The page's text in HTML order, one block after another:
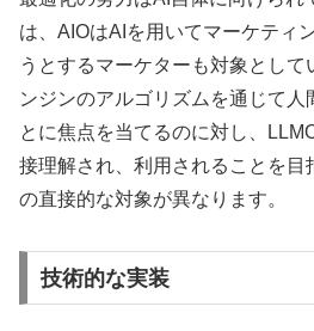
は、AIOはAIを用いてマーケティ
うとするマーケターも対象とし
ンジンのアルゴリズムを通じて人
とに焦点を当てるのに対し、
接理解され、利用されることを目
の直接的な対象が異なります。
技術的な実装